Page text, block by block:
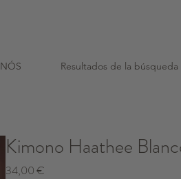
NÓS Resultados de la búsqueda
Kimono Haathee
34,00 €